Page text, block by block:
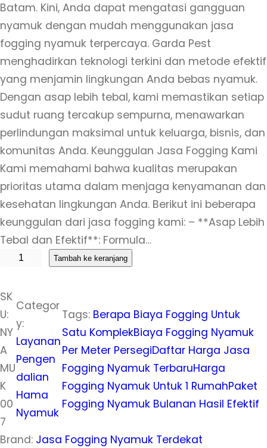
Batam. Kini, Anda dapat mengatasi gangguan
nyamuk dengan mudah menggunakan jasa
fogging nyamuk terpercaya. Garda Pest
menghadirkan teknologi terkini dan metode efektif
yang menjamin lingkungan Anda bebas nyamuk.
Dengan asap lebih tebal, kami memastikan setiap
sudut ruang tercakup sempurna, menawarkan
perlindungan maksimal untuk keluarga, bisnis, dan
komunitas Anda. Keunggulan Jasa Fogging Kami
Kami memahami bahwa kualitas merupakan
prioritas utama dalam menjaga kenyamanan dan
kesehatan lingkungan Anda. Berikut ini beberapa
keunggulan dari jasa fogging kami: – **Asap Lebih
Tebal dan Efektif**: Formula…
a
n
t
i
t
a
s
J
a
Tambah ke keranjang
SK
U:
NY
A
MU
K
00
7
Categor
y:
Layanan
Pengen
dalian
Hama
Nyamuk
Tags: Berapa Biaya Fogging Untuk
Satu KomplekBiaya Fogging Nyamuk
Per Meter PersegiDaftar Harga Jasa
Fogging Nyamuk TerbaruHarga
Fogging Nyamuk Untuk 1 RumahPaket
Fogging Nyamuk Bulanan Hasil Efektif
Brand: Jasa Fogging Nyamuk Terdekat